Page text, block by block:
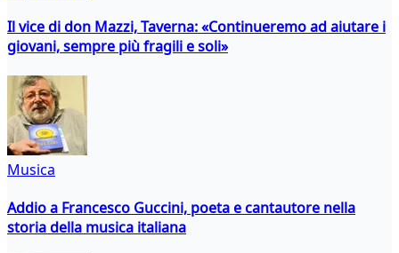
Il vice di don Mazzi, Taverna: «Continueremo ad aiutare i
giovani, sempre più fragili e soli»
Musica
Addio a Francesco Guccini, poeta e cantautore nella
storia della musica italiana